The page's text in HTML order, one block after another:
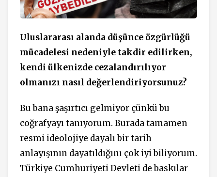
Uluslararası alanda düşünce özgürlüğü
mücadelesi nedeniyle takdir edilirken,
kendi ülkenizde cezalandırılıyor
olmanızı nasıl değerlendiriyorsunuz?
Bu bana şaşırtıcı gelmiyor çünkü bu
coğrafyayı tanıyorum. Burada tamamen
resmi ideolojiye dayalı bir tarih
anlayışının dayatıldığını çok iyi biliyorum.
Türkiye Cumhuriyeti Devleti de baskılar